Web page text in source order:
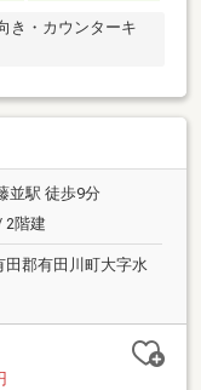
き・カウンターキ
並駅 徒歩9分
2階建
田郡有田川町大字水